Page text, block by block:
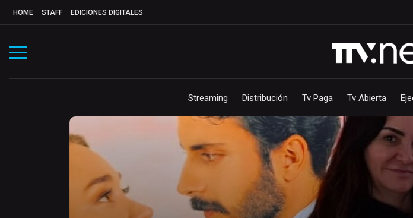
HOME STAFF EDICIONES DIGITALES
Streaming Distribución Tv Paga Tv Abierta